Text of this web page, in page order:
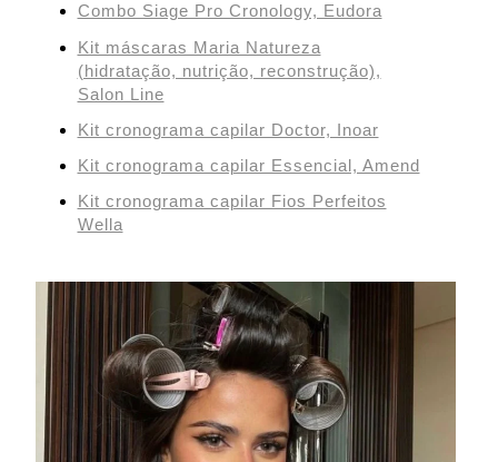
Combo Siage Pro Cronology, Eudora
Kit máscaras Maria Natureza
(hidratação, nutrição, reconstrução),
Salon Line
Kit cronograma capilar Doctor, Inoar
Kit cronograma capilar Essencial, Amend
Kit cronograma capilar Fios Perfeitos
Wella